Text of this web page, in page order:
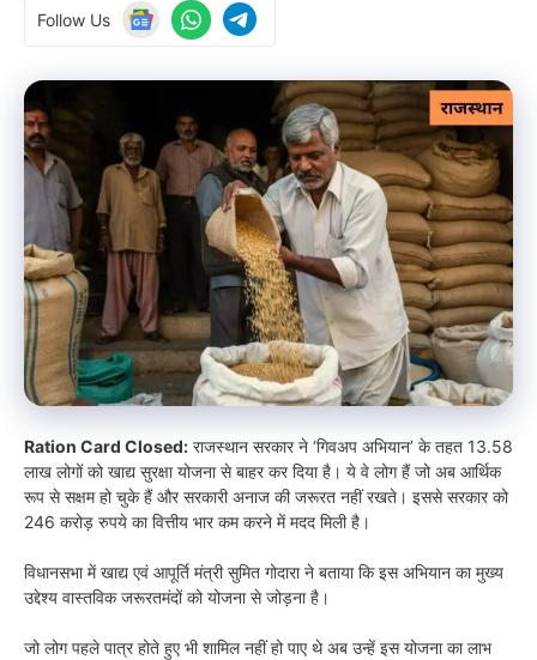
Follow Us
Ration Card Closed: राजस्थान सरकार ने ‘गिवअप अभियान’ के तहत 13.58
लाख लोगों को खाद्य सुरक्षा योजना से बाहर कर दिया है। ये वे लोग हैं जो अब आर्थिक
रूप से सक्षम हो चुके हैं और सरकारी अनाज की जरूरत नहीं रखते। इससे सरकार को
246 करोड़ रुपये का वित्तीय भार कम करने में मदद मिली है।
विधानसभा में खाद्य एवं आपूर्ति मंत्री सुमित गोदारा ने बताया कि इस अभियान का मुख्य
उद्देश्य वास्तविक जरूरतमंदों को योजना से जोड़ना है।
जो लोग पहले पात्र होते हुए भी शामिल नहीं हो पाए थे अब उन्हें इस योजना का लाभ